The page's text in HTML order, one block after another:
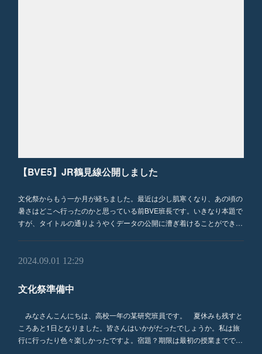
【BVE5】JR鶴見線公開しました
文化祭からもう一か月が経ちました。最近は少し肌寒くなり、あの頃の
暑さはどこへ行ったのかと思っている前BVE班長です。いきなり本題で
すが、タイトルの通りようやくデータの公開に漕ぎ着けることができ…
2024.09.01 12:29
文化祭準備中
みなさんこんにちは、高校一年の某研究班員です。 夏休みも残すと
ころあと1日となりました。皆さんはいかがだったでしょうか。私は旅
行に行ったり色々楽しかったですよ。宿題？期限は最初の授業までで…